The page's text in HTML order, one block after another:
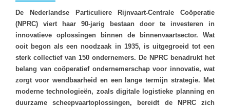
De Nederlandse Particuliere Rijnvaart-Centrale Coöperatie
(NPRC) viert haar 90-jarig bestaan door te investeren in
innovatieve oplossingen binnen de binnenvaartsector. Wat
ooit begon als een noodzaak in 1935, is uitgegroeid tot een
sterk collectief van 150 ondernemers. De NPRC benadrukt het
belang van coöperatief ondernemerschap voor innovatie, wat
zorgt voor wendbaarheid en een lange termijn strategie. Met
moderne technologieën, zoals digitale logistieke planning en
duurzame scheepvaartoplossingen, bereidt de NPRC zich